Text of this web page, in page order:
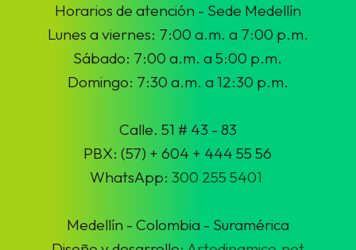
Horarios de atención - Sede Medellín
Lunes a viernes: 7:00 a.m. a 7:00 p.m.
Sábado: 7:00 a.m. a 5:00 p.m.
Domingo: 7:30 a.m. a 12:30 p.m.
Calle. 51 # 43 - 83
PBX: (57) + 604 + 444 55 56
WhatsApp:300 255 5401
Medellín - Colombia - Suramérica